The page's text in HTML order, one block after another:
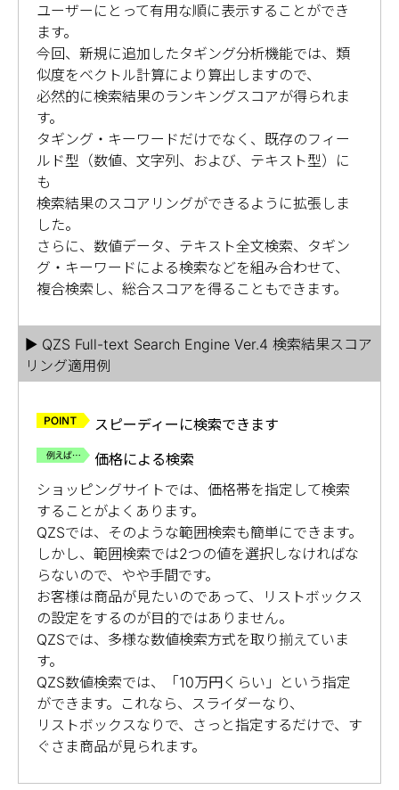
ユーザーにとって有用な順に表示することができ
ます。
今回、新規に追加したタギング分析機能では、類
似度をベクトル計算により算出しますので、
必然的に検索結果のランキングスコアが得られま
す。
タギング・キーワードだけでなく、既存のフィー
ルド型（数値、文字列、および、テキスト型）に
も
検索結果のスコアリングができるように拡張しま
した。
さらに、数値データ、テキスト全文検索、タギン
グ・キーワードによる検索などを組み合わせて、
複合検索し、総合スコアを得ることもできます。
▶ QZS Full-text Search Engine Ver.4 検索結果スコア
リング適用例
スピーディーに検索できます
価格による検索
ショッピングサイトでは、価格帯を指定して検索
することがよくあります。
QZSでは、そのような範囲検索も簡単にできます。
しかし、範囲検索では2つの値を選択しなければな
らないので、やや手間です。
お客様は商品が見たいのであって、リストボックス
の設定をするのが目的ではありません。
QZSでは、多様な数値検索方式を取り揃えていま
す。
QZS数値検索では、「10万円くらい」という指定
ができます。これなら、スライダーなり、
リストボックスなりで、さっと指定するだけで、す
ぐさま商品が見られます。